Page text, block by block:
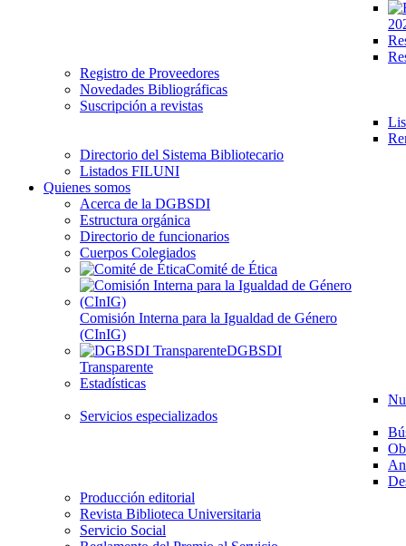
Registro de Proveedores
Novedades Bibliográficas
Suscripción a revistas
Directorio del Sistema Bibliotecario
Listados FILUNI
Quienes somos
Acerca de la DGBSDI
Estructura orgánica
Directorio de funcionarios
Cuerpos Colegiados
Comité de Ética
Comisión Interna para la Igualdad de Género
(CInIG)
DGBSDI
Transparente
Estadísticas
Servicios especializados
Producción editorial
Revista Biblioteca Universitaria
Servicio Social